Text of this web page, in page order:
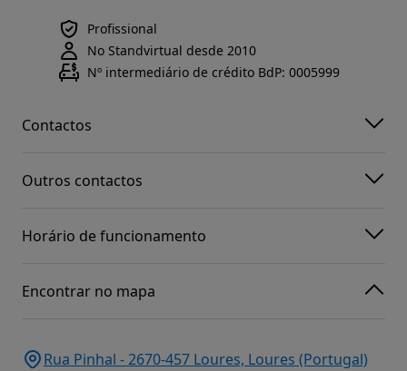
Profissional
No Standvirtual desde 2010
Nº intermediário de crédito BdP: 0005999
Contactos
Outros contactos
Horário de funcionamento
Encontrar no mapa
Rua Pinhal - 2670-457 Loures, Loures (Portugal)